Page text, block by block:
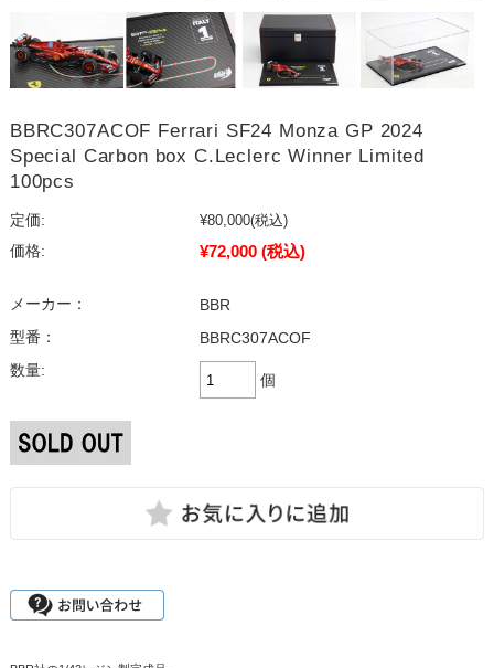
BBRC307ACOF Ferrari SF24 Monza GP 2024
Special Carbon box C.Leclerc Winner Limited
100pcs
定価: ¥80,000(税込)
価格:
¥72,000 (税込)
メーカー：
BBR
型番：
BBRC307ACOF
数量:
個